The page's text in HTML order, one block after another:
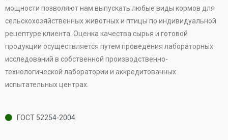
мощности позволяют нам выпускать любые виды кормов для
сельскохозяйственных животных и птицы по индивидуальной
рецептуре клиента. Оценка качества сырья и готовой
продукции осуществляется путем проведения лабораторных
исследований в собственной производственно-
технологической лаборатории и аккредитованных
испытательных центрах.
ГОСТ 52254-2004